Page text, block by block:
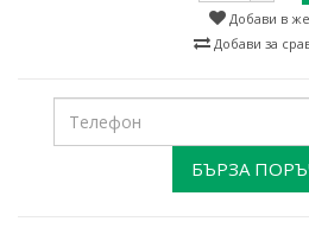
Добави в
Добави за
БЪРЗА